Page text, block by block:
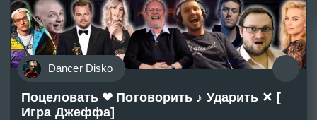
Dancer Disko
Поцеловать ❤ Поговорить ♪ Ударить ✕ [
Игра Джеффа]